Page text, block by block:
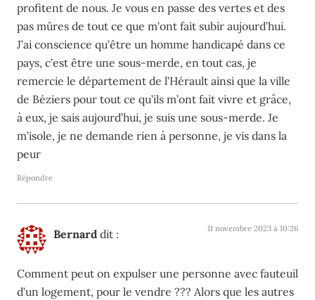
profitent de nous. Je vous en passe des vertes et des
pas mûres de tout ce que m’ont fait subir aujourd’hui.
J’ai conscience qu’être un homme handicapé dans ce
pays, c’est être une sous-merde, en tout cas, je
remercie le département de l’Hérault ainsi que la ville
de Béziers pour tout ce qu’ils m’ont fait vivre et grâce,
à eux, je sais aujourd’hui, je suis une sous-merde. Je
m’isole, je ne demande rien à personne, je vis dans la
peur
Répondre
Bernard dit : 11 novembre 2023 à 10:26
Comment peut on expulser une personne avec fauteuil
d’un logement, pour le vendre ??? Alors que les autres